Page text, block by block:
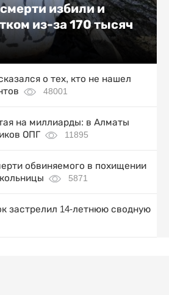
избили и
из-за 170 тысяч
о тех, кто не нашел
48001
на миллиарды: в Алматы
ОПГ
11895
обвиняемого в похищении
5871
застрелил 14-летнюю сводную